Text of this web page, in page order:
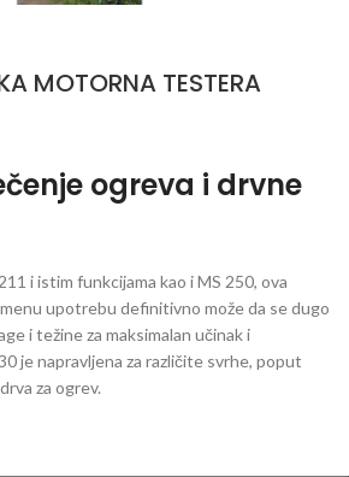
MOTORNA TESTERA
ogreva i drvne
i istim funkcijama kao i MS 250, ova
upotrebu definitivno može da se dugo
i težine za maksimalan učinak i
je napravljena za različite svrhe, poput
za ogrev.